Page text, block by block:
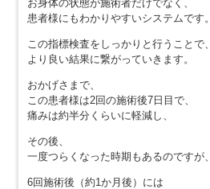
お身体の状態が施術者だけでなく、
患者様にもわかりやすいシステムです。
この指標検査をしっかりと行うことで、
より良い結果に繋がっていきます。
おかげさまで、
この患者様は2回の施術後7日目で、
痛みは約半分くらいに軽減し、
その後、
一度つらくなった時期もあるのですが、
6回施術後（約1か月後）には